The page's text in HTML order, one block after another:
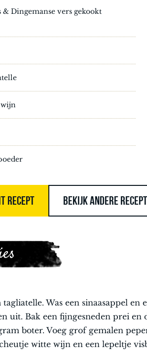
Dingemanse vers gekookt
wijn
RECEPT BEKIJK ANDERE
Was een sinaasappel en
uit. Bak een fijngesneden prei en
boter. Voeg grof gemalen
witte wijn en een lepeltje